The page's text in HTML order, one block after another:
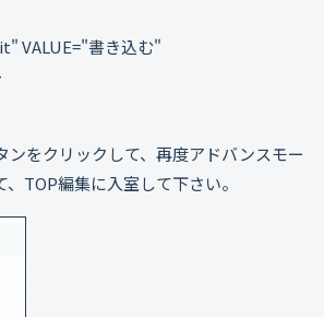
VALUE="書き込む"
ンをクリックして、再度アドバンスモー
、TOP編集に入室して下さい。